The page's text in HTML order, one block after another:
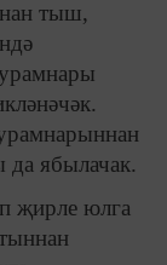
тыш,
ябылачак.
җирле юлга